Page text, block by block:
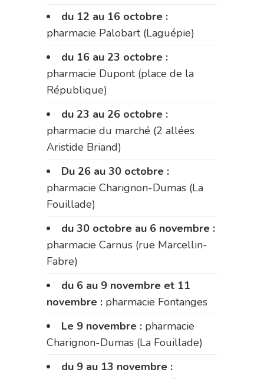
du 12 au 16 octobre :
pharmacie Palobart (Laguépie)
du 16 au 23 octobre :
pharmacie Dupont (place de la
République)
du 23 au 26 octobre :
pharmacie du marché (2 allées
Aristide Briand)
Du 26 au 30 octobre :
pharmacie Charignon-Dumas (La
Fouillade)
du 30 octobre au 6 novembre :
pharmacie Carnus (rue Marcellin-
Fabre)
du 6 au 9 novembre et 11
novembre : pharmacie Fontanges
Le 9 novembre : pharmacie
Charignon-Dumas (La Fouillade)
du 9 au 13 novembre :